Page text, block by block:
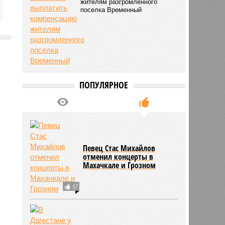
жителям разгромленного
поселка Временный
ПОПУЛЯРНОЕ
67
Певец Стас Михайлов
отменил концерты в
Махачкале и Грозном